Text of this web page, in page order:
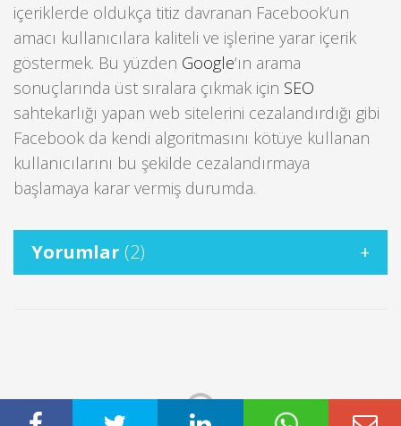
içeriklerde oldukça titiz davranan Facebook’un
amacı kullanıcılara kaliteli ve işlerine yarar içerik
göstermek. Bu yüzden Google‘ın arama
sonuçlarında üst sıralara çıkmak için SEO
sahtekarlığı yapan web sitelerini cezalandırdığı gibi
Facebook da kendi algoritmasını kötüye kullanan
kullanıcılarını bu şekilde cezalandırmaya
başlamaya karar vermiş durumda.
Yorumlar (2)